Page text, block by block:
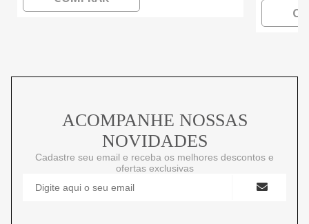
ACOMPANHE NOSSAS
NOVIDADES
Cadastre seu email e receba os melhores descontos e
ofertas exclusivas